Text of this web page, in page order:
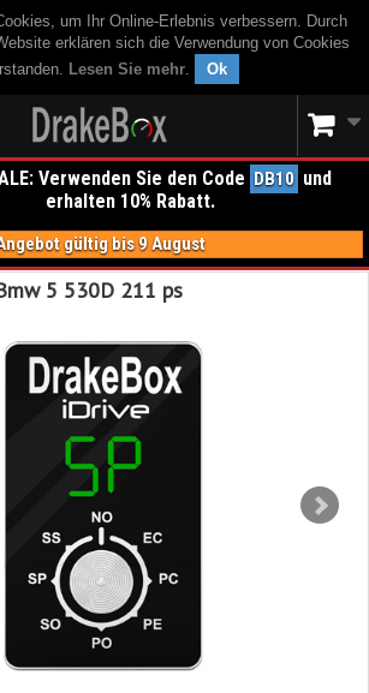
um Ihr Online-Erlebnis verbessern. Durch
erklären sich die Verwendung von Cookies
Lesen Sie mehr. Ok
Verwenden Sie den Code DB10 und
erhalten 10% Rabatt.
gültig bis 9 August
5 530D 211 ps